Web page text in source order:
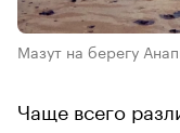
Мазут на берегу
Чаще всего